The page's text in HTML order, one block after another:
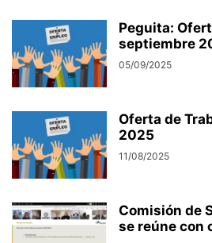
Peguita:
septiembre
05/09/2025
Oferta de
2025
11/08/2025
Comisión de
se reúne con